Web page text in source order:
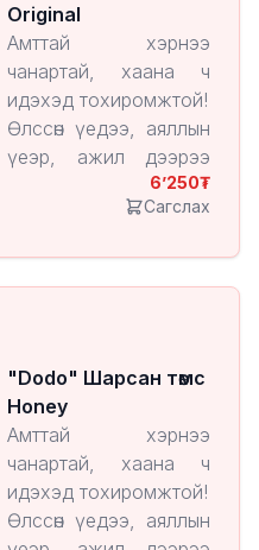
Original
Амттай хэрнээ
чанартай, хаана ч
идэхэд тохиромжтой!
Өлссөн үедээ, аяллын
үеэр, ажил дээрээ
эсвэл гэртээ
тухлангаа ч идэх
6’250
Сагслах
"Dodo" Шарсан төмс
Honey
Амттай хэрнээ
чанартай, хаана ч
идэхэд тохиромжтой!
Өлссөн үедээ, аяллын